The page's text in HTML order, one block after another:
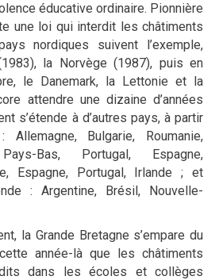
éducative ordinaire. Pionnière
une loi qui interdit les châtiments
nordiques suivent l’exemple,
la Norvège (1987), puis en
le Danemark, la Lettonie et la
attendre une dizaine d’années
s’étende à d’autres pays, à partir
Bulgarie, Roumanie,
Bas, Portugal, Espagne,
Espagne, Portugal, Irlande ; et
: Argentine, Brésil, Nouvelle-
la Grande Bretagne s’empare du
année-là que les châtiments
dans les écoles et collèges